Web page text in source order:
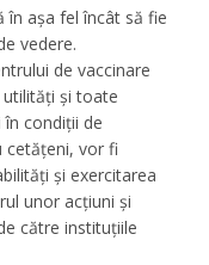
în așa fel încât să fie
vedere.
de vaccinare
utilități și toate
condiții de
cetățeni, vor fi
și exercitarea
unor acțiuni și
către instituțiile